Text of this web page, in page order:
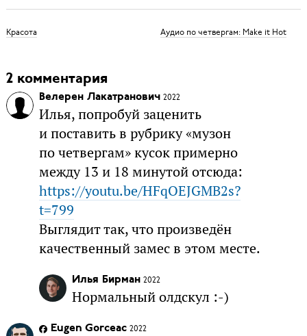
Красота Аудио по четвергам: Make it Hot
2 комментария
Велерен Лакатранович 2022
Илья, попробуй заценить
и поставить в рубрику «музон
по четвергам» кусок примерно
между 13 и 18 минутой отсюда:
https://youtu.be/HFqOEJGMB2s?
t=799
Выглядит так, что произведён
качественный замес в этом месте.
Илья Бирман 2022
Нормальный олдскул :-)
Eugen Gorceac 2022